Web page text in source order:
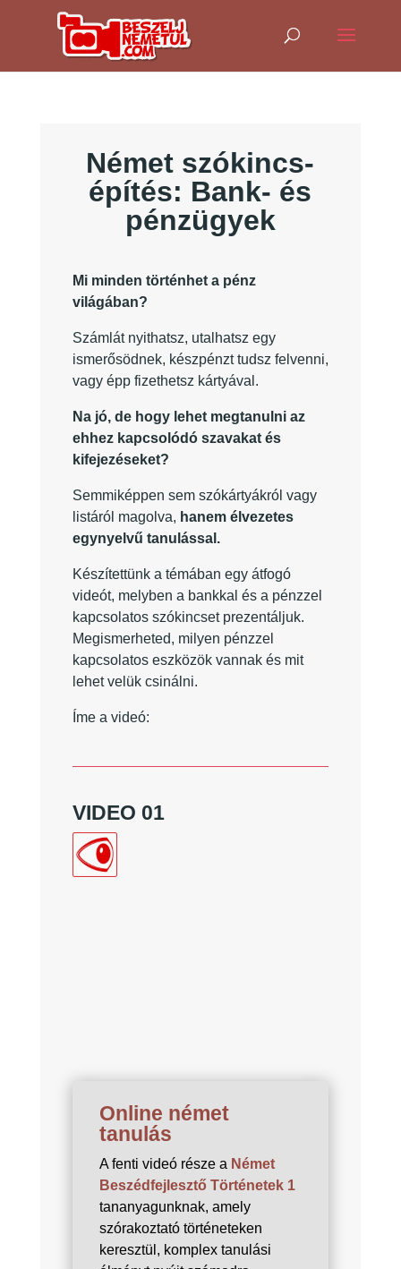
Német szókincs-
építés: Bank- és
pénzügyek
Mi minden történhet a pénz
világában?
Számlát nyithatsz, utalhatsz egy
ismerősödnek, készpénzt tudsz felvenni,
vagy épp fizethetsz kártyával.
Na jó, de hogy lehet megtanulni az
ehhez kapcsolódó szavakat és
kifejezéseket?
Semmiképpen sem szókártyákról vagy
listáról magolva, hanem élvezetes
egynyelvű tanulással.
Készítettünk a témában egy átfogó
videót, melyben a bankkal és a pénzzel
kapcsolatos szókincset prezentáljuk.
Megismerheted, milyen pénzzel
kapcsolatos eszközök vannak és mit
lehet velük csinálni.
Íme a videó:
VIDEO 01
Online német
tanulás
A fenti videó része a Német
Beszédfejlesztő Történetek 1
tananyagunknak, amely
szórakoztató történeteken
keresztül, komplex tanulási